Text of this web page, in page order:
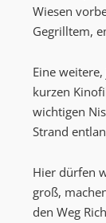
Wiesen
Gegrilltem,
Eine
kurzen
wichtigen
Strand
Hier dürfen
groß,
den Weg